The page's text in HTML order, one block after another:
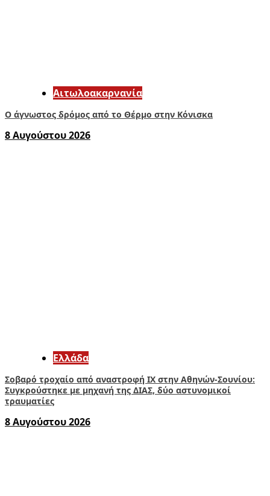
Αιτωλοακαρνανία
Ο άγνωστος δρόμος από το Θέρμο στην Κόνισκα
8 Αυγούστου 2026
Ελλάδα
Σοβαρό τροχαίο από αναστροφή ΙΧ στην Αθηνών-Σουνίου:
Συγκρούστηκε με μηχανή της ΔΙΑΣ, δύο αστυνομικοί
τραυματίες
8 Αυγούστου 2026